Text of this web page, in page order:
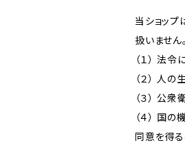
当ショッ
扱いません
（１） 法
（２） 人
（３） 公
（４） 国
同意を得